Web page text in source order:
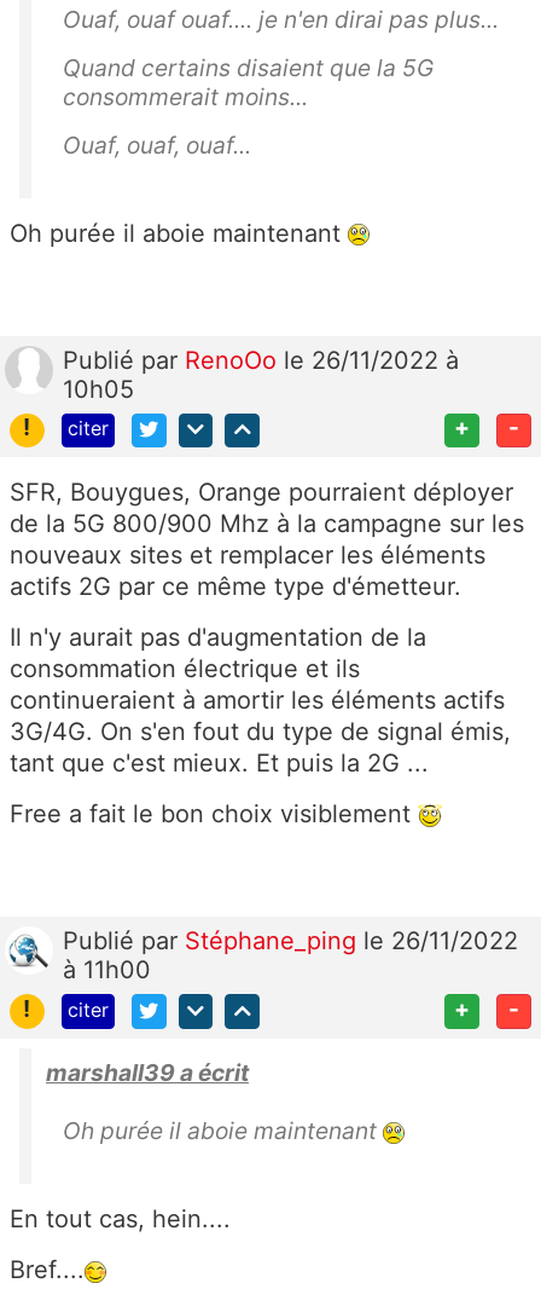
Ouaf, ouaf ouaf.... je n'en dirai pas plus...
Quand certains disaient que la 5G
consommerait moins...
Ouaf, ouaf, ouaf...
Oh purée il aboie maintenant
Publié par RenoOo le 26/11/2022 à
10h05
!
citer + -
SFR, Bouygues, Orange pourraient déployer
de la 5G 800/900 Mhz à la campagne sur les
nouveaux sites et remplacer les éléments
actifs 2G par ce même type d'émetteur.
Il n'y aurait pas d'augmentation de la
consommation électrique et ils
continueraient à amortir les éléments actifs
3G/4G. On s'en fout du type de signal émis,
tant que c'est mieux. Et puis la 2G ...
Free a fait le bon choix visiblement
Publié par Stéphane_ping le 26/11/2022
à 11h00
!
citer + -
marshall39 a écrit
Oh purée il aboie maintenant
En tout cas, hein....
Bref....